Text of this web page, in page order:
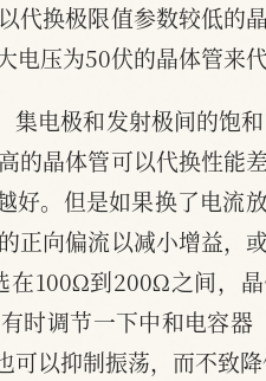
代换极限值参数较低的
压为50伏的晶体管来代
集电极和发射极间的饱
的晶体管可以代换性能
。但是如果换了电流
正向偏流以减小增益，
100Ω到200Ω之间，
时调节一下中和电容器
以抑制振荡，而不致降